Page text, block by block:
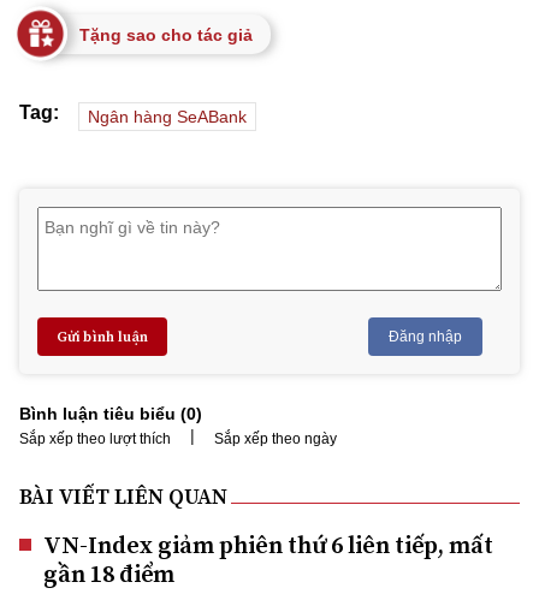
Tặng sao cho tác giả
Tag: Ngân hàng SeABank
Gửi bình luận Đăng nhập
Bình luận tiêu biểu (0)
Sắp xếp theo lượt thích | Sắp xếp theo ngày
BÀI VIẾT LIÊN QUAN
VN-Index giảm phiên thứ 6 liên tiếp, mất
gần 18 điểm